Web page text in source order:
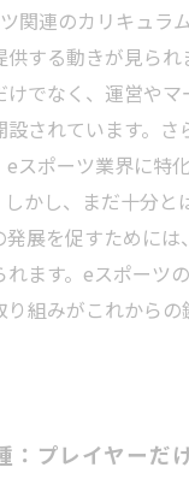
関連のカリキュラ
供する動きが見られ
でなく、運営やマ
されています。さ
eスポーツ業界に特
しかし、まだ十分と
発展を促すために
ます。eスポーツ
組みがこれからの
：プレイヤーだ